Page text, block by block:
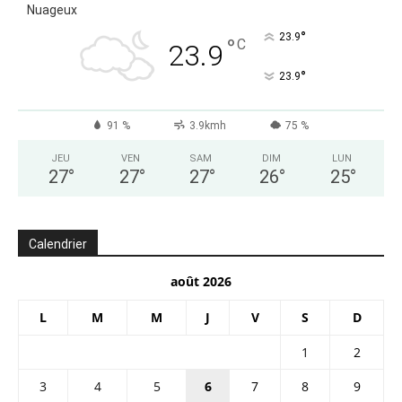
Nuageux
23.9 °C 23.9°
23.9°
91 % 3.9kmh 75 %
JEU
27°
VEN
27°
SAM
27°
DIM
26°
LUN
25°
Calendrier
août 2026
L M M J V S D
1
2
3
4 5 6 7 8
9